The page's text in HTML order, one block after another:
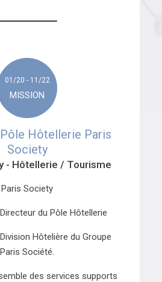
01/20 - 11/22
MISSION
Hôtellerie Paris
Society
- Hôtellerie / Tourisme
Paris Society
du Pôle Hôtellerie
Hôtelière du Groupe
Paris Société.
des services supports